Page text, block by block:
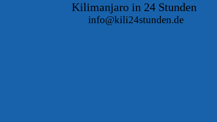
Kilimanjaro in 24 Stunden
info@kili24stunden.de